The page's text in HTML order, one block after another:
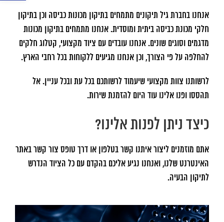
אנחנו בחברת גיל תיקונים מתמחים בתיקון מכונות כביסה וכן בתיקון
חלקי מכונת כביסה ביתית ומוסדית. אנחנו מתמחים בתיקון מכונות
מדגמים וסוגים שונים. אנחנו עובדים עם ציוד מקצועי, קטלוג חלקים
להחלפה על פי הצורך, וכן אנחנו מגיעים ללקוחות בכל רחבי הארץ.
לרשותנו צוות מקצועי שיעמוד לרשותכם בכל עת ובכל עניין. אל
תהססו ופנו אלינו עוד היום להזמנת שירות.
כיצד ניתן לפנות אלינו?
אתם מוזמנים ליצור איתנו קשר בטלפון או דרך טופס צור קשר באתר
האינטרנט שלנו, ואנחנו נגיע אליכם בהקדם עם כל הציוד הנדרש
לתיקון הבעיה.